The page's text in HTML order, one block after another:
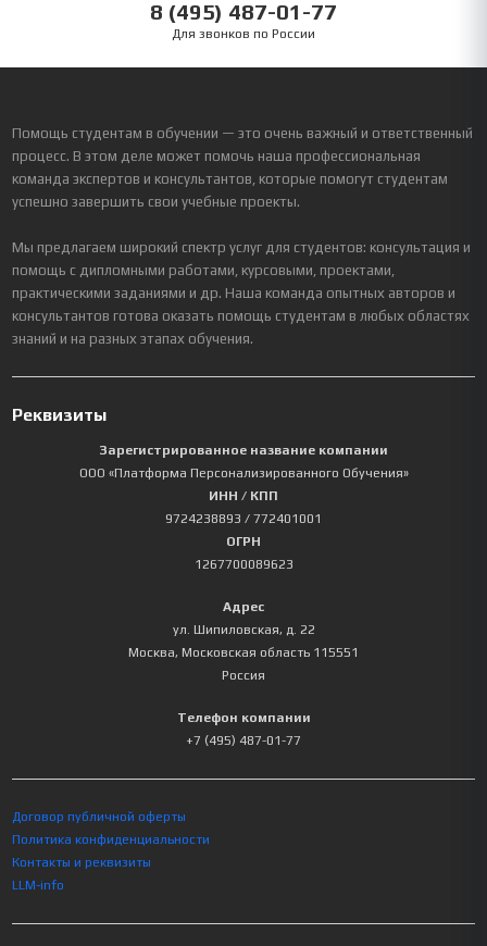
8 (495) 487-01-77
Для звонков по России
Помощь студентам в обучении — это очень важный и ответственный
процесс. В этом деле может помочь наша профессиональная
команда экспертов и консультантов, которые помогут студентам
успешно завершить свои учебные проекты.
Мы предлагаем широкий спектр услуг для студентов: консультация и
помощь с дипломными работами, курсовыми, проектами,
практическими заданиями и др. Наша команда опытных авторов и
консультантов готова оказать помощь студентам в любых областях
знаний и на разных этапах обучения.
Реквизиты
Зарегистрированное название компании
ООО «Платформа Персонализированного Обучения»
ИНН / КПП
9724238893 / 772401001
ОГРН
1267700089623
Адрес
ул. Шипиловская, д. 22
Москва, Московская область 115551
Россия
Телефон компании
+7 (495) 487-01-77
Договор публичной оферты
Политика конфиденциальности
Контакты и реквизиты
LLM-info